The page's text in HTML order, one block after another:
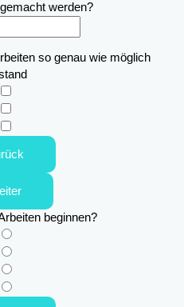
werden?
so genau wie möglich
beginnen?